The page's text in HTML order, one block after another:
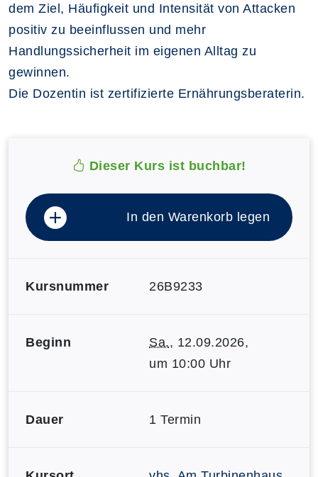
dem Ziel, Häufigkeit und Intensität von Attacken
positiv zu beeinflussen und mehr
Handlungssicherheit im eigenen Alltag zu
gewinnen.
Die Dozentin ist zertifizierte Ernährungsberaterin.
Dieser Kurs ist buchbar!
In den Warenkorb legen
Kursnummer 26B9233
Beginn Sa., 12.09.2026,
um 10:00 Uhr
Dauer 1 Termin